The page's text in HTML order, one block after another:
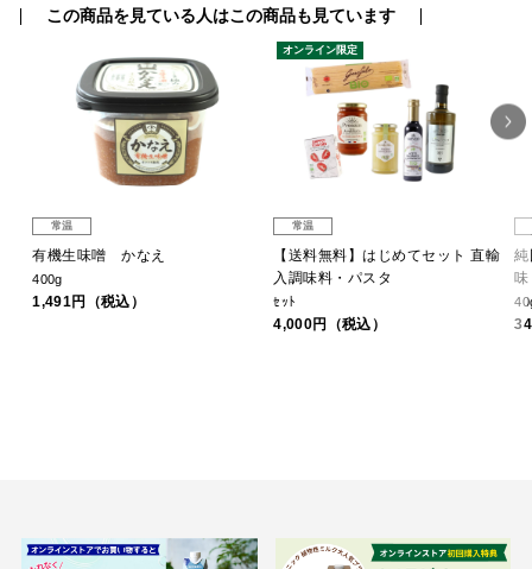
この商品を見ている人はこの商品も見ています
常温
有機生味噌 かなえ
400g
1,491円（税込）
オンライン限定
常温
【送料無料】はじめてセット 直輸
入調味料・パスタ
ｾｯﾄ
4,000円（税込）
味